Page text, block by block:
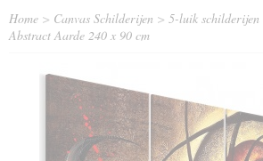
Home > Canvas Schilderijen > 5-luik schilderijen
Abstract Aarde 240 x 90 cm